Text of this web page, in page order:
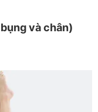
và chân)